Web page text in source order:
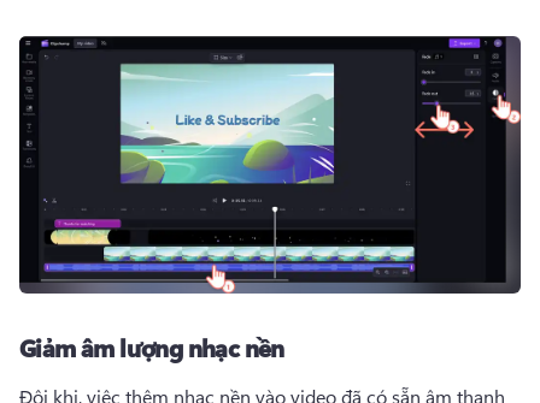
Giảm âm lượng nhạc nền
Đôi khi, việc thêm nhạc nền vào video đã có sẵn âm thanh